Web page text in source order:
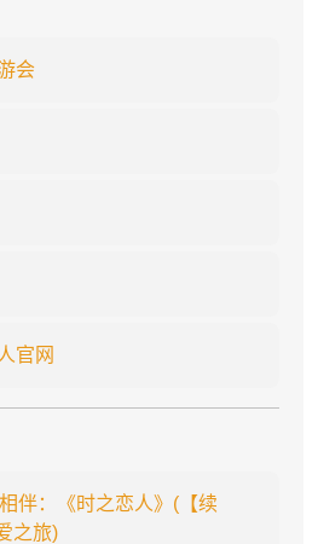
会
官网
伴：《时之恋人》(【续
之旅)